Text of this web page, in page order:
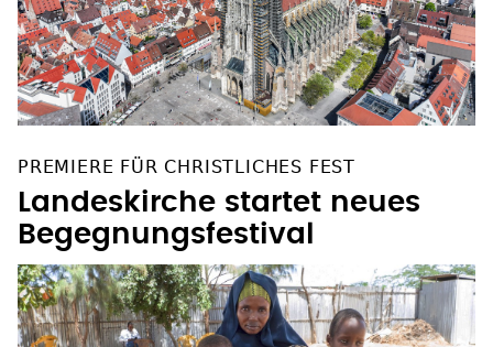
PREMIERE FÜR CHRISTLICHES FEST
Landeskirche startet neues
Begegnungsfestival